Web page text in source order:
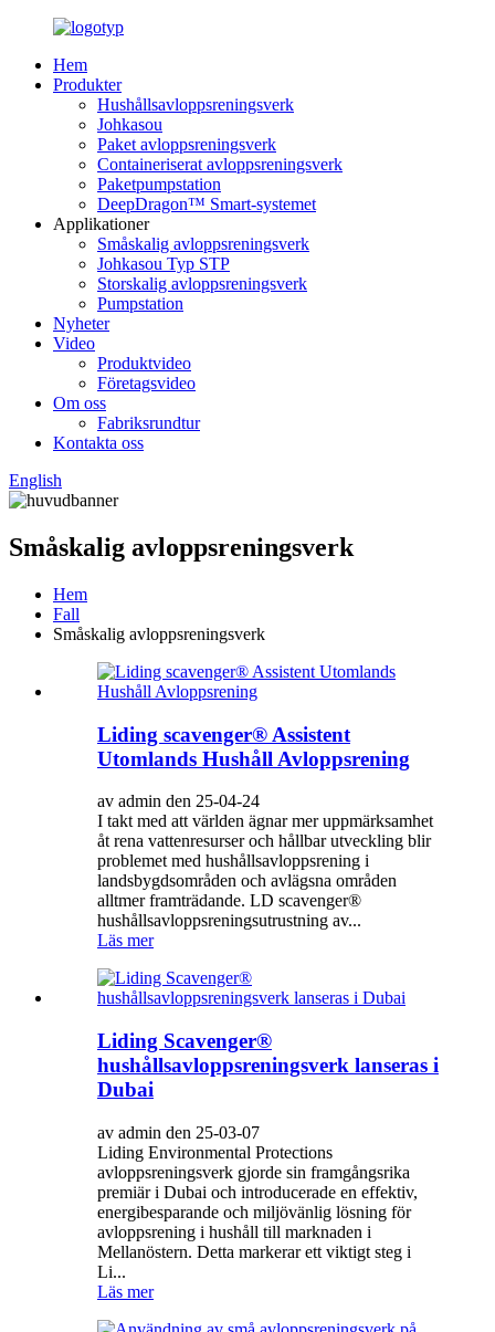
Hem
Produkter
Hushållsavloppsreningsverk
Johkasou
Paket avloppsreningsverk
Containeriserat avloppsreningsverk
Paketpumpstation
DeepDragon™ Smart-systemet
Applikationer
Småskalig avloppsreningsverk
Johkasou Typ STP
Storskalig avloppsreningsverk
Pumpstation
Nyheter
Video
Produktvideo
Företagsvideo
Om oss
Fabriksrundtur
Kontakta oss
English
Småskalig avloppsreningsverk
Hem
Fall
Småskalig avloppsreningsverk
Liding scavenger® Assistent
Utomlands Hushåll Avloppsrening
av admin den 25-04-24
I takt med att världen ägnar mer uppmärksamhet
åt rena vattenresurser och hållbar utveckling blir
problemet med hushållsavloppsrening i
landsbygdsområden och avlägsna områden
alltmer framträdande. LD scavenger®
hushållsavloppsreningsutrustning av...
Läs mer
Liding Scavenger®
hushållsavloppsreningsverk lanseras i
Dubai
av admin den 25-03-07
Liding Environmental Protections
avloppsreningsverk gjorde sin framgångsrika
premiär i Dubai och introducerade en effektiv,
energibesparande och miljövänlig lösning för
avloppsrening i hushåll till marknaden i
Mellanöstern. Detta markerar ett viktigt steg i
Li...
Läs mer